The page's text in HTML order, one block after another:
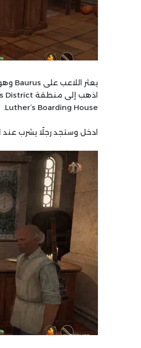
يعثر اللاعب على Baurus وهو يتناول الطعام في بار بيت النزل في Oblivion Remastered.
Luther’s Boarding House.
ادخل وستجد رجلًا يشرب عند